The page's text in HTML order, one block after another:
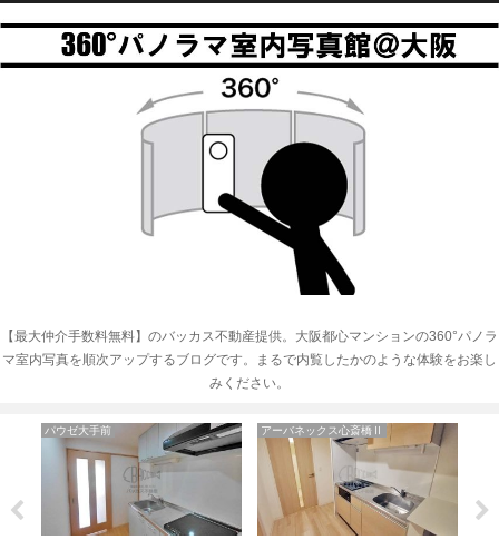
【最大仲介手数料無料】のバッカス不動産提供。大阪都心マンションの360°パノラ
マ室内写真を順次アップするブログです。まるで内覧したかのような体験をお楽し
みください。
ベルビュー7番館 シーズアパートメント中之島